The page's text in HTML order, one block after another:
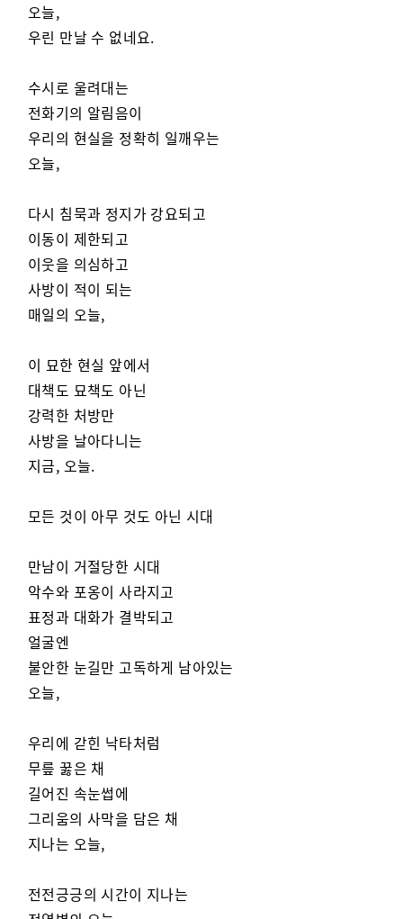
오늘,
우린 만날 수 없네요.
수시로 울려대는
전화기의 알림음이
우리의 현실을 정확히 일깨우는
오늘,
다시 침묵과 정지가 강요되고
이동이 제한되고
이웃을 의심하고
사방이 적이 되는
매일의 오늘,
이 묘한 현실 앞에서
대책도 묘책도 아닌
강력한 처방만
사방을 날아다니는
지금, 오늘.
모든 것이 아무 것도 아닌 시대
만남이 거절당한 시대
악수와 포옹이 사라지고
표정과 대화가 결박되고
얼굴엔
불안한 눈길만 고독하게 남아있는
오늘,
우리에 갇힌 낙타처럼
무릎 꿇은 채
길어진 속눈썹에
그리움의 사막을 담은 채
지나는 오늘,
전전긍긍의 시간이 지나는